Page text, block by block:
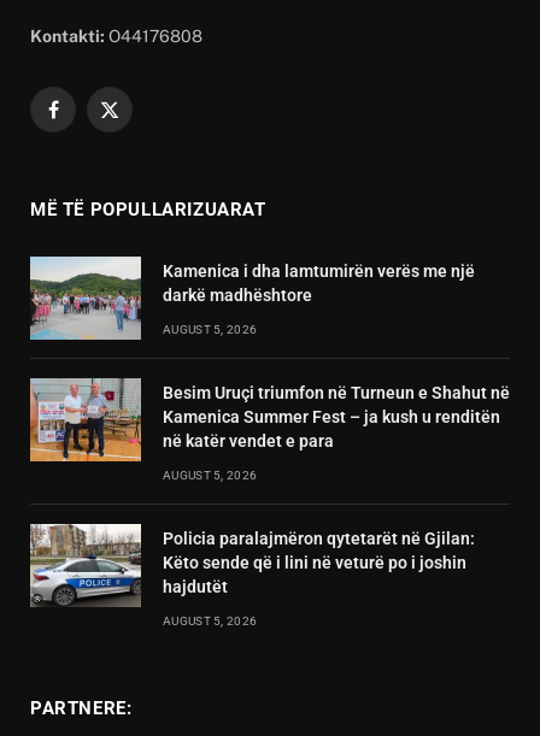
Kontakti: O44176808
Facebook
X
MË TË POPULLARIZUARAT
Kamenica i dha lamtumirën verës me një
darkë madhështore
AUGUST 5, 2026
Besim Uruçi triumfon në Turneun e Shahut në
Kamenica Summer Fest – ja kush u renditën
në katër vendet e para
AUGUST 5, 2026
Policia paralajmëron qytetarët në Gjilan:
Këto sende që i lini në veturë po i joshin
hajdutët
AUGUST 5, 2026
PARTNERE: